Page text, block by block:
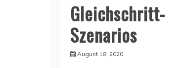
Gleichschritt-
Szenarios
August 18, 2020